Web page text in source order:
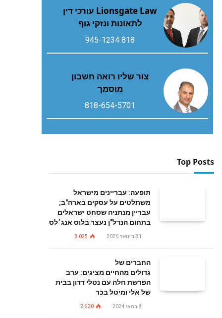
Lionsgate Law עורכי דין
לתאונות ונזקי גוף
818 945-1234
צור שליו רואה חשבון
מוסמך
818-654-5701
Top Posts
תופעה: עבריינים מישראל
משתלטים על עסקים בארה"ב;
עבריין מנתניה שסחט ישראלים
בתחום הנדל"ן נעצר בלוס אנג׳לס
31 בינואר 2025 3,035
החברים של
גדולים מהחיים מציגים: ערב
הפרשת חלה עם נטלי דדון בבית
של אלי ומיטל בכר
8 במאי 2024 2,630